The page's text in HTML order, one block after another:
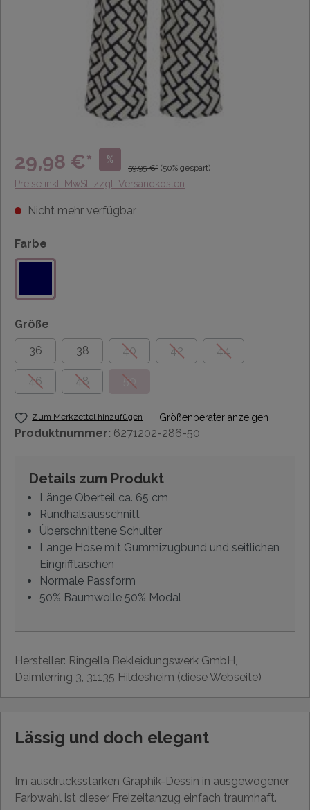
29,98 €* %
59,95 €* (50% gespart)
Preise inkl. MwSt. zzgl. Versandkosten
Nicht mehr verfügbar
Farbe
Größe
36
38 40 42 44
46 48 50
Zum Merkzettel hinzufügen Größenberater anzeigen
Produktnummer: 6271202-286-50
Details zum Produkt
Länge Oberteil ca. 65 cm
Rundhalsausschnitt
Überschnittene Schulter
Lange Hose mit Gummizugbund und seitlichen
Eingrifftaschen
Normale Passform
50% Baumwolle 50% Modal
Hersteller: Ringella Bekleidungswerk GmbH,
Daimlerring 3, 31135 Hildesheim (diese Webseite)
Lässig und doch elegant
Im ausdrucksstarken Graphik-Dessin in ausgewogener
Farbwahl ist dieser Freizeitanzug einfach traumhaft.